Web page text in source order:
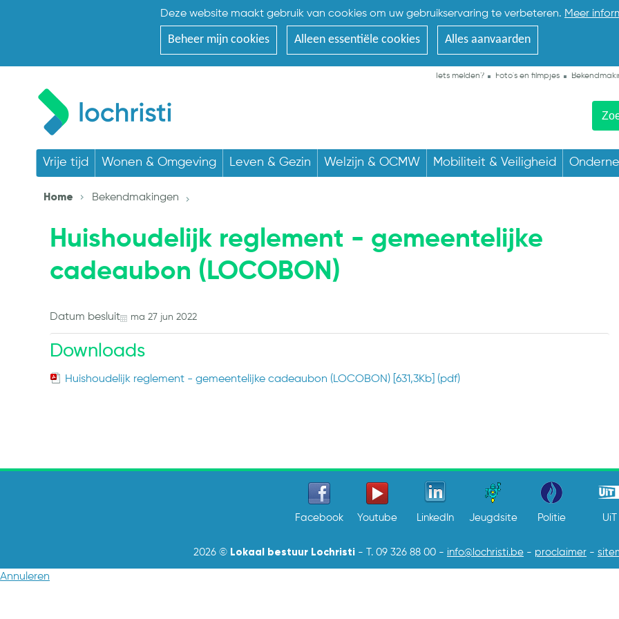
Deze website maakt gebruik van cookies om uw gebruikservaring te verbeteren. Meer
Beheer mijn cookies Alleen essentiële cookies Alles aanvaarden
Iets melden? Foto's en filmpjes
Vrije tijd Wonen & Omgeving Leven & Gezin Welzijn & OCMW Mobiliteit & Veiligheid
Home Bekendmakingen
Huishoudelijk reglement - gemeentelijke
cadeaubon (LOCOBON)
Datum besluit ma 27 jun 2022
Downloads
Huishoudelijk reglement - gemeentelijke cadeaubon (LOCOBON) [631,3Kb] (pdf)
Facebook Youtube LinkedIn Jeugdsite Politie UiT
2026 © Lokaal bestuur Lochristi - T. 09 326 88 00 - info@lochristi.be - proclaimer -
Annuleren